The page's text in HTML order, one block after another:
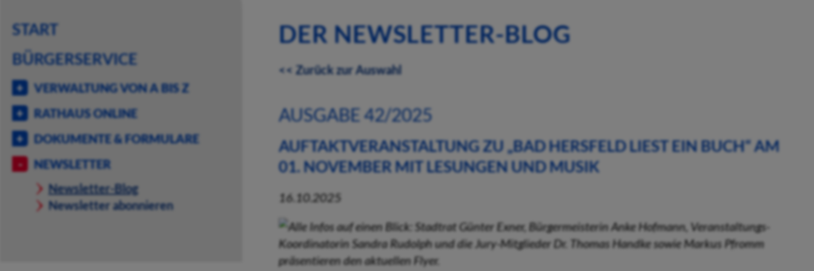
START
BÜRGERSERVICE
VERWALTUNG VON A BIS Z
RATHAUS ONLINE
DOKUMENTE & FORMULARE
NEWSLETTER
Newsletter-Blog
Newsletter abonnieren
DER NEWSLETTER-BLOG
<< Zurück zur Auswahl
AUSGABE 42/2025
AUFTAKTVERANSTALTUNG ZU „BAD HERSFELD LIEST EIN BUCH“ AM
01. NOVEMBER MIT LESUNGEN UND MUSIK
16.10.2025